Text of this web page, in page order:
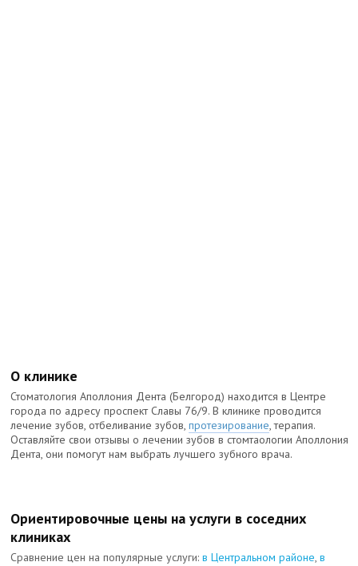
О клинике
Стоматология Аполлония Дента (Белгород) находится в Центре
города по адресу проспект Славы 76/9. В клинике проводится
лечение зубов, отбеливание зубов,протезирование, терапия.
Оставляйте свои отзывы о лечении зубов в стомтаологии Аполлония
Дента, они помогут нам выбрать лучшего зубного врача.
Ориентировочные цены на услуги в соседних
клиниках
Сравнение цен на популярные услуги:в Центральном районе,в